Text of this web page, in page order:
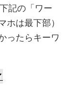
記の「ワー
ホは最下部）
ったらキーワ